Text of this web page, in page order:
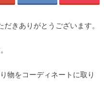
だきありがとうございます。
物をコーディネートに取り